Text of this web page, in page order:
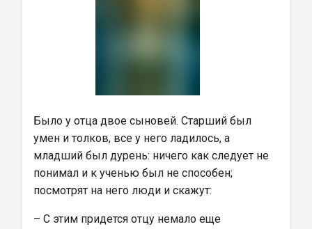
Было у отца двое сыновей. Старший был
умен и толков, все у него ладилось, а
младший был дурень: ничего как следует не
понимал и к ученью был не способен;
посмотрят на него люди и скажут:
– С этим придется отцу немало еще